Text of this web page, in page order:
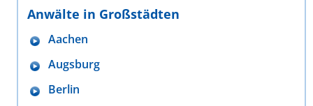
Anwälte in Großstädten
Aachen
Augsburg
Berlin